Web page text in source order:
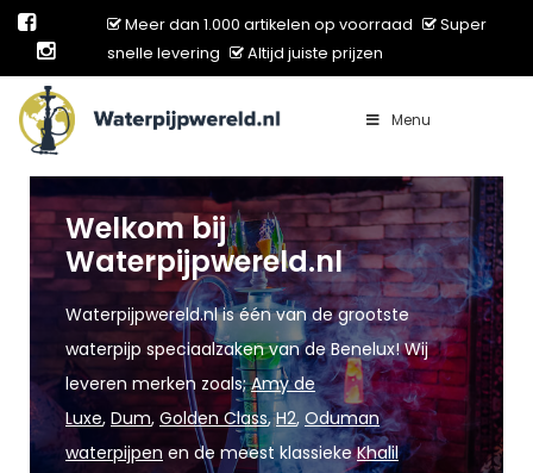
Meer dan 1.000 artikelen op voorraad
Super
snelle levering
Altijd juiste prijzen
Main Navigation Menu
Welkom bij
Waterpijpwereld.nl
Waterpijpwereld.nl is één van de grootste
waterpijp speciaalzaken van de Benelux! Wij
leveren merken zoals;Amy de
Luxe, Dum, Golden Class,H2, Oduman
waterpijpen en de meest klassiekeKhalil